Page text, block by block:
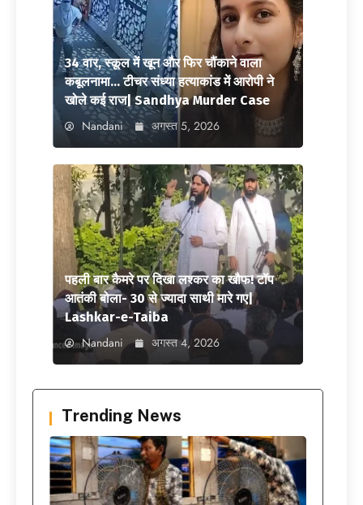
34 वार, स्कूल में खून और फिर चौंकाने वाला
कबूलनामा… टीचर संध्या हत्याकांड में आरोपी ने
खोले कई राज| Sandhya Murder Case
Nandani अगस्त 5, 2026
पहली बार कैमरे पर दिखा लश्कर का खौफ! टॉप
आतंकी बोला- 30 से ज्यादा साथी मारे गए|
Lashkar-e-Taiba
Nandani अगस्त 4, 2026
Trending News